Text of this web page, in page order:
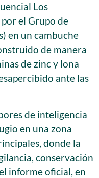
Los
el Grupo de
en un cambuche
de manera
de zinc y lona
ante las
de inteligencia
en una zona
donde la
conservación
informe oficial, en